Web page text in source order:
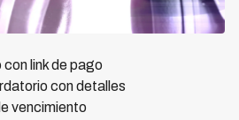
link de pago
con detalles
vencimiento